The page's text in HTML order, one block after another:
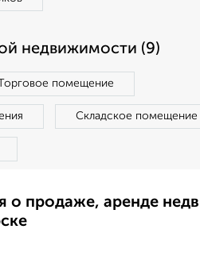
недвижимости (9)
Торговое помещение
Складское помещение
о продаже, аренде